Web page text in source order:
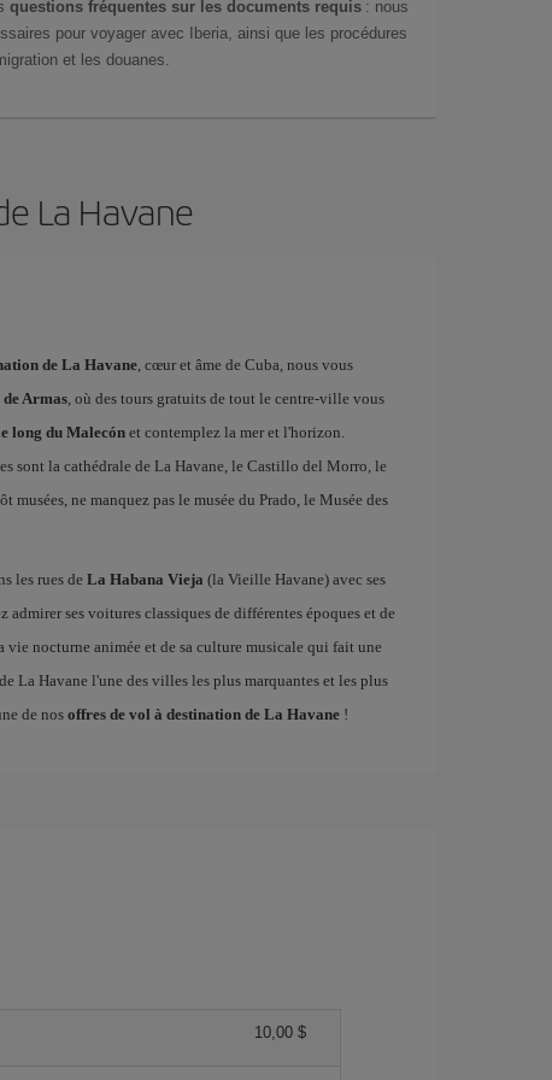
questions fréquentes sur les documents requis : nous
pour voyager avec Iberia, ainsi que les procédures
et les douanes.
La Havane
de La Havane, cœur et âme de Cuba, nous vous
Armas, où des tours gratuits de tout le centre-ville vous
long du Malecónet contemplez la mer et l'horizon.
sont la cathédrale de La Havane, le Castillo del Morro, le
ne manquez pas le musée du Prado, le Musée des
les rues de La Habana Vieja (la Vieille Havane) avec ses
admirer ses voitures classiques de différentes époques et de
nocturne animée et de sa culture musicale qui fait une
La Havane l'une des villes les plus marquantes et les plus
de nos offres de vol à destination de La Havane!
10,00 $